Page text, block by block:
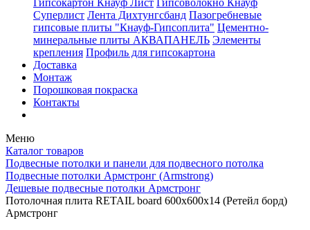
Гипсокартон Кнауф Лист Гипсоволокно Кнауф
Суперлист Лента Дихтунгсбанд Пазогребневые
гипсовые плиты "Кнауф-Гипсоплита" Цементно-
минеральные плиты АКВАПАНЕЛЬ Элементы
крепления Профиль для гипсокартона
Доставка
Монтаж
Порошковая покраска
Контакты
Меню
Каталог товаров
Подвесные потолки и панели для подвесного потолка
Подвесные потолки Армстронг (Armstrong)
Дешевые подвесные потолки Армстронг
Потолочная плита RETAIL board 600x600x14 (Ретейл борд)
Армстронг